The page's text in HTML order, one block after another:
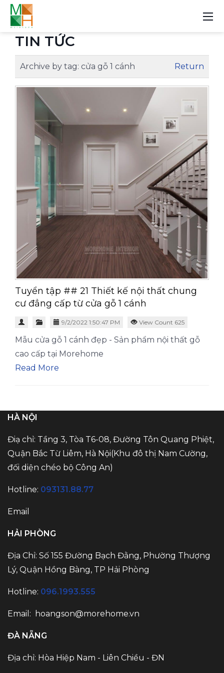
TIN TỨC
Archive by tag: cửa gỗ 1 cánh Return
Tuyển tập ## 21 Thiết kế nội thất chung
cư đẳng cấp từ cửa gỗ 1 cánh
9/2/2022 1:50:47 PM View Count 625
Mẫu cửa gỗ 1 cánh đẹp - Sản phẩm nội thất gỗ
cao cấp tại Morehome
Read More
HÀ NỘI
Điạ chỉ: Tầng 3, Tòa T6-08, Đường Tôn Quang Phiệt,
Quận Bắc Từ Liêm, Hà Nội(Khu đô thị Nam Cường,
đối diện chéo bộ Công An)
Hotline: 093131.88.77
Email
HẢI PHÒNG
Địa Chỉ: Số 155 Đường Bạch Đằng, Phường Thượng
Lý, Quận Hồng Bàng, TP Hải Phòng
Hotline: 096.1993.555
Email: hoangson@morehome.vn
ĐÀ NẴNG
Địa chỉ: Hòa Hiệp Nam - Liên Chiều - ĐN